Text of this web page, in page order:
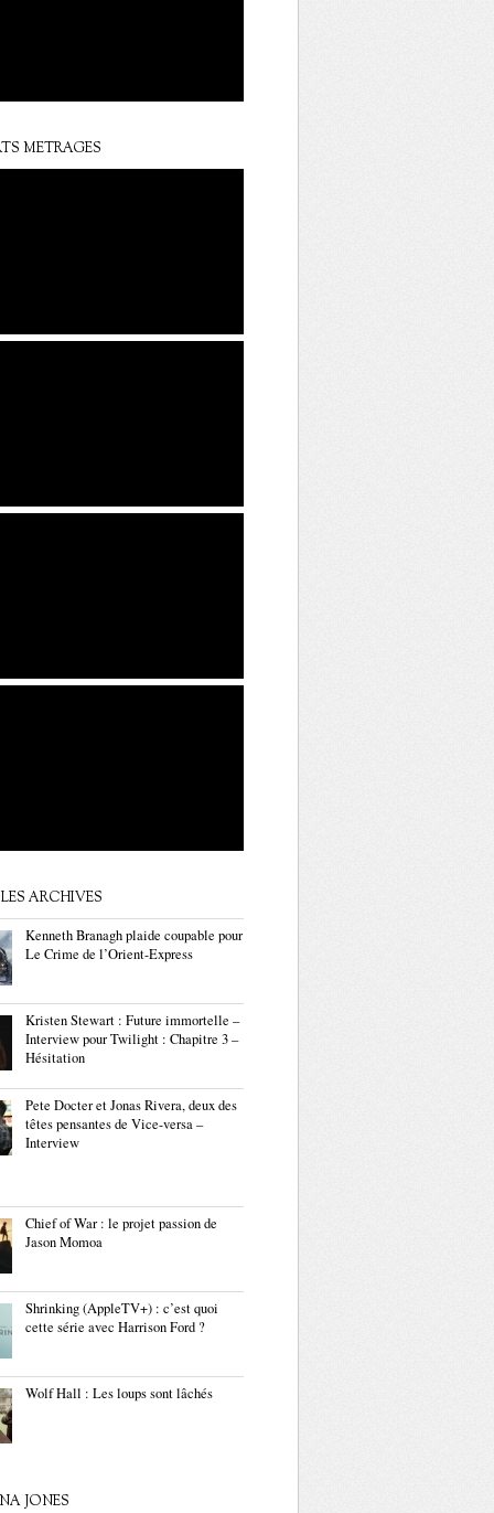
METRAGES
ARCHIVES
Kenneth Branagh plaide coupable pour
Le Crime de l’Orient-Express
Kristen Stewart : Future immortelle –
Interview pour Twilight : Chapitre 3 –
Hésitation
Pete Docter et Jonas Rivera, deux des
têtes pensantes de Vice-versa –
Interview
Chief of War : le projet passion de
Jason Momoa
Shrinking (AppleTV+) : c’est quoi
cette série avec Harrison Ford ?
Wolf Hall : Les loups sont lâchés
JONES